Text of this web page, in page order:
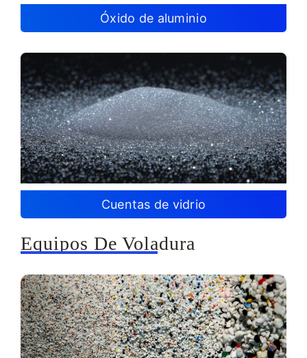
Óxido de aluminio
Cuentas de vidrio
Equipos De Voladura